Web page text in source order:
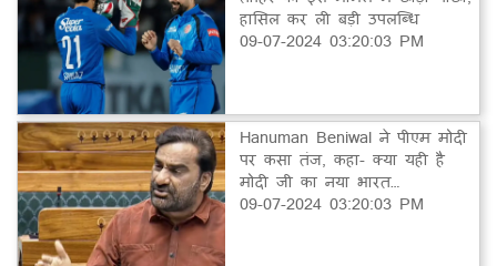
हासिल कर ली बड़ी उपलब्धि
09-07-2024 03:20:03 PM
Hanuman Beniwal ने पीएम मोदी
पर कसा तंज, कहा- क्या यही है
मोदी जी का नया भारत…
09-07-2024 03:20:03 PM